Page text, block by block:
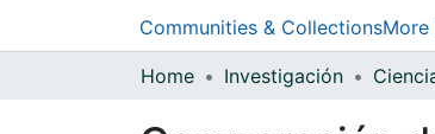
Communities & Collections
Home Investigación